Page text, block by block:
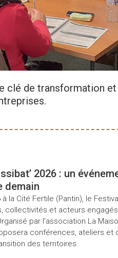
clé de transformation
2026 : un
demain
à la Cité Fertile (Pantin), le
collectivités et acteurs
par l’association La
conférences, ateliers et
des territoires.